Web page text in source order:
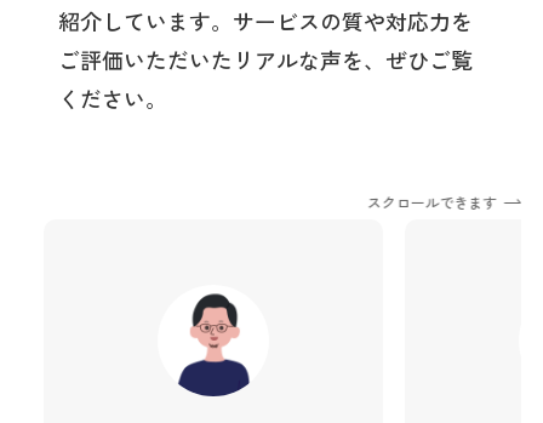
紹介しています。サービスの質や対応力を
ご評価いただいたリアルな声を、ぜひご覧
ください。
スクロールできます